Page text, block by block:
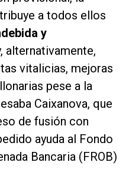
a todos ellos
y
alternativamente,
vitalicias, mejoras
pese a la
Caixanova, que
de fusión con
ayuda al Fondo
Bancaria (FROB)